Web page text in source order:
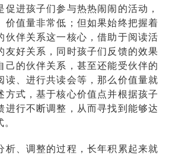
促进孩子们参与热热闹闹的活动，
价值量非常低 ； 但如果始终把握着
伙伴关系这一核心 ，借助于阅读活
友好关系，同时孩子们反馈的效果
己的伙伴关系，甚至还能受伙伴的
读、进行共读会等 ，那么价值量就
方式，基于核心价值点并根据孩子
进行不断调整 ， 从而寻找到能够达
析、调整的过程，长年积累起来就